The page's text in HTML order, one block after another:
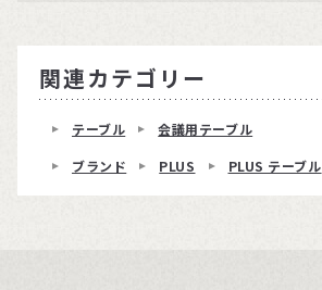
関連カテゴリー
テーブル
会議用テーブル
ブランド
PLUS PLUS テーブル